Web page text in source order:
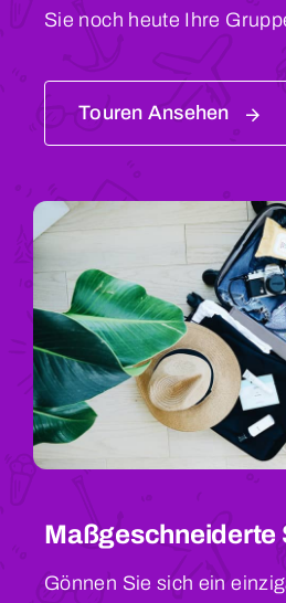
Sie noch heute Ihre
Touren Ansehen
Maßgeschneiderte
Gönnen Sie sich ein